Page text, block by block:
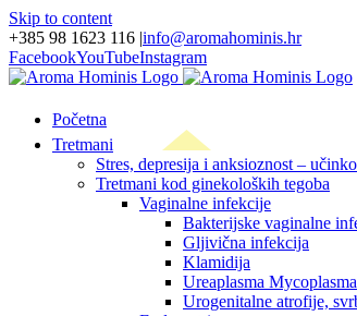
Skip to content
+385 98 1623 116 |info@aromahominis.hr
FacebookYouTubeInstagram
Početna
Tretmani
Stres, depresija i anksioznost –
Tretmani kod ginekoloških tegoba
Vaginalne infekcije
Bakterijske vaginalne
Gljivična infekcija
Klamidija
Ureaplasma Mycoplasma
Urogenitalne atrofije,